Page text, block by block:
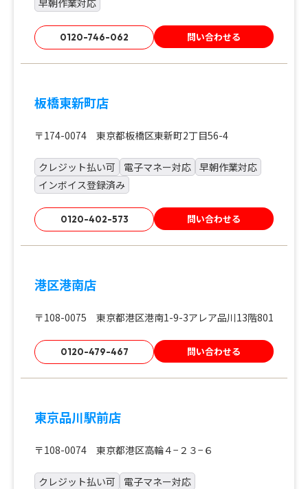
早朝作業対応
0120-746-062 問い合わせる
板橋東新町店
〒174-0074 東京都板橋区東新町2丁目56-4
クレジット払い可 電子マネー対応 早朝作業対応
インボイス登録済み
0120-402-573 問い合わせる
港区港南店
〒108-0075 東京都港区港南1-9-3アレア品川13階801
0120-479-467 問い合わせる
東京品川駅前店
〒108-0074 東京都港区高輪４−２３−６
クレジット払い可
電子マネー対応